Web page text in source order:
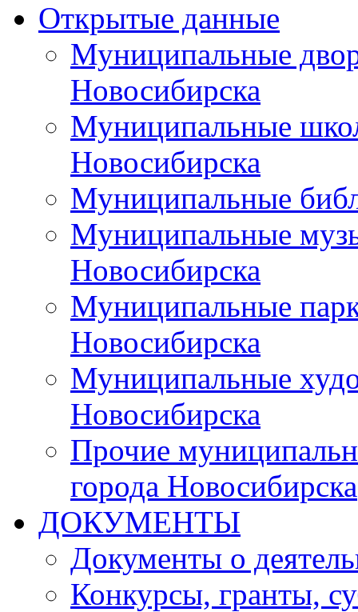
Открытые данные
Муниципальные
Новосибирска
Муниципальные
Новосибирска
Муниципальные
Муниципальные
Новосибирска
Муниципальные
Новосибирска
Муниципальные
Новосибирска
Прочие
города Новосибирска
ДОКУМЕНТЫ
Документы о
Конкурсы, гранты,